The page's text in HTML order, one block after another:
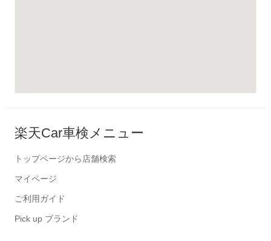
楽天Car車検メニュー
トップページから店舗検索
マイページ
ご利用ガイド
Pick up ブランド